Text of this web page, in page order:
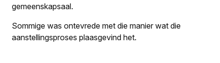
gemeenskapsaal.
Sommige was ontevrede met die manier wat die
aanstellingsproses plaasgevind het.